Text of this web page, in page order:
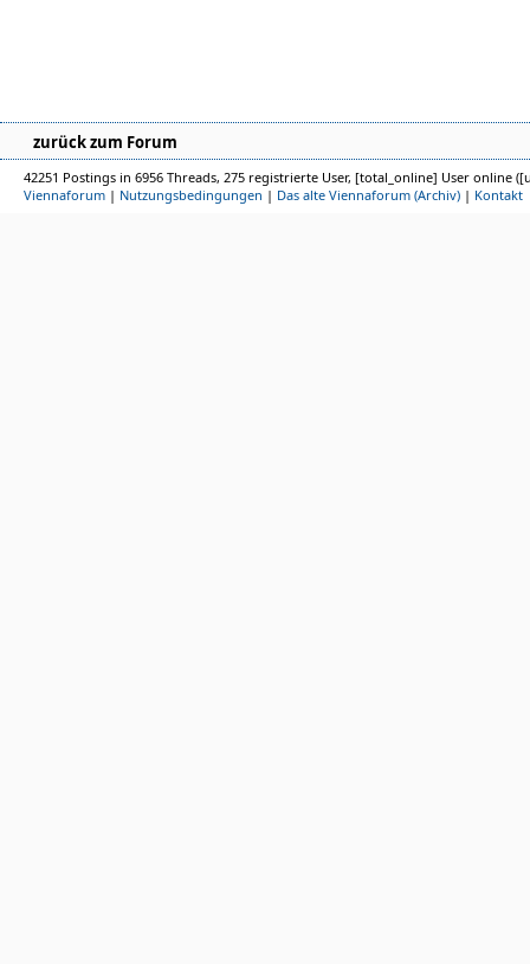
zurück zum Forum
42251 Postings in 6956 Threads, 275 registrierte User, [total_online] User online
Viennaforum | Nutzungsbedingungen | Das alte Viennaforum (Archiv) | Kontakt